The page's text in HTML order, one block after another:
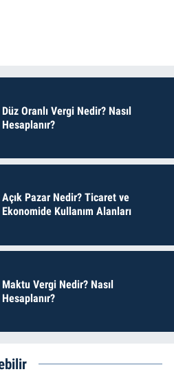
Düz Oranlı Vergi Nedir? Nasıl
Hesaplanır?
Açık Pazar Nedir? Ticaret ve
Ekonomide Kullanım Alanları
Maktu Vergi Nedir? Nasıl
Hesaplanır?